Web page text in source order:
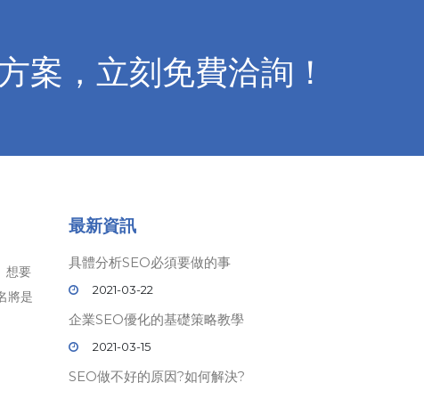
案，立刻免費洽詢！
想要
將是
最新資訊
具體分析SEO必須要做的事
2021-03-22
企業SEO優化的基礎策略教學
2021-03-15
SEO做不好的原因?如何解決?